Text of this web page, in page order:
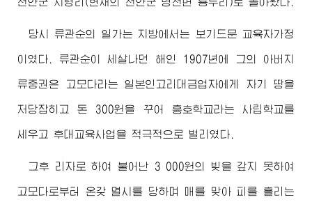
당시 류관순의 일가는 지방에서는 보기드문 교육자가정
이였다. 류관순이 세살나던 해인 1907년에 그의 아버지
류중권은 고모다라는 일본인고리대금업자에게 자기 땅을
저당잡히고 돈 300원을 꾸어 흥호학교라는 사립학교를
세우고 후대교육사업을 적극적으로 벌리였다.
그후 리자로 하여 불어난 3 000원의 빚을 갚지 못하여
고모다로부터 온갖 멸시를 당하며 매를 맞아 피를 흘리는